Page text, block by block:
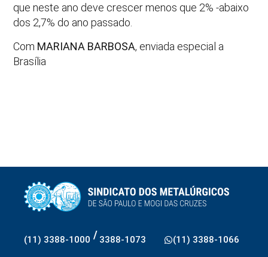
que neste ano deve crescer menos que 2% -abaixo
dos 2,7% do ano passado.
Com MARIANA BARBOSA, enviada especial a
Brasília
(11) 3388-1000 / 3388-1073 (11) 3388-1066